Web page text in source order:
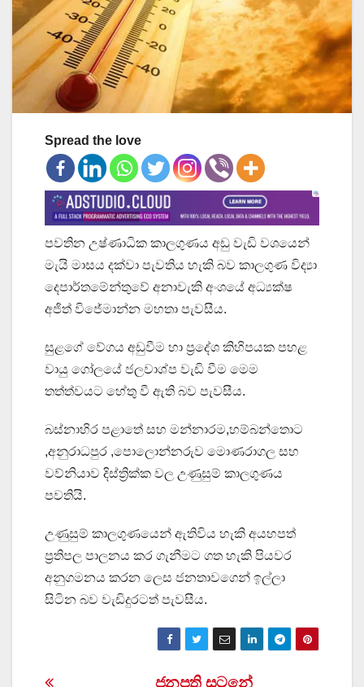
Spread the love
පවතින උෂ්ණාධික කාලගුණය අඩු වැඩි වශයෙන්
මැයි මාසය දක්වා පැවතිය හැකි බව කාලගුණ විද්‍යා
දෙපාර්තමේන්තුවේ අනාවැකි අංශයේ අධ්‍යක්ෂ
අජිත් විජේමාන්න මහතා පැවසීය.
සුළගේ වේගය අඩුවීම හා ප්‍රදේශ කිහිපයක පහළ
වායු ගෝලයේ ජලවාශ්ප වැඩි වීම මෙම
තත්ත්වයට හේතු වී ඇති බව පැවසීය.
බස්නාහිර පළාතේ සහ මන්නාරම,හම්බන්තොට
,අනුරාධපුර ,පොලොන්නරුව මොණරාගල සහ
වව්නියාව දිස්ත්‍රික්ක වල උණුසුම් කාලගුණය
පවතියි.
උණුසුම් කාලගුණයෙන් ඇතිවිය හැකි අයහපත්
ප්‍රතිපල පාලනය කර ගැනීමට ගත හැකි පියවර
අනුගමනය කරන ලෙස ජනතාවගෙන් ඉල්ලා
සිටින බව වැඩිදුරටත් පැවසීය.
ජනපති සටනේ